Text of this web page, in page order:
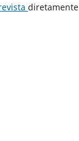
diretamente